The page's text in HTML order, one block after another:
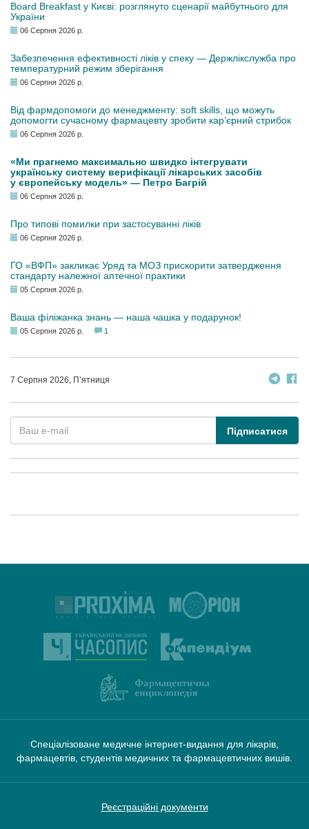
Board Breakfast у Києві: розглянуто сценарії майбутнього для
України
06 Серпня 2026 р.
Забезпечення ефективності ліків у спеку — Держлікслужба про
температурний режим зберігання
06 Серпня 2026 р.
Від фармдопомоги до менеджменту: soft skills, що можуть
допомогти сучасному фармацевту зробити кар’єрний стрибок
06 Серпня 2026 р.
«Ми прагнемо максимально швидко інтегрувати
українську систему верифікації лікарських засобів
у європейську модель» — Петро Багрій
06 Серпня 2026 р.
Про типові помилки при застосуванні ліків
06 Серпня 2026 р.
ГО «ВФП» закликає Уряд та МОЗ прискорити затвердження
стандарту належної аптечної практики
05 Серпня 2026 р.
Ваша філіжанка знань — наша чашка у подарунок!
05 Серпня 2026 р. 1
7 Серпня 2026, П’ятниця
Підписатися
Спеціалізоване медичне інтернет-видання для лікарів,
фармацевтів, студентів медичних та фармацевтичних вишів.
Реєстраційні документи